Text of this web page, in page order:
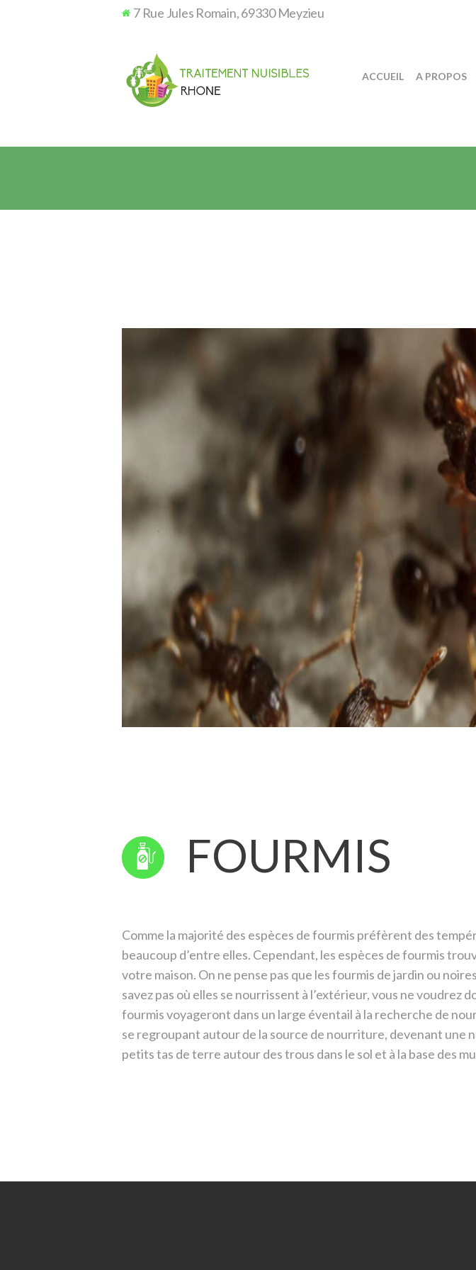
7 Rue Jules Romain, 69330 Meyzieu
ACCUEIL A PROPOS
FOURMIS
Comme la majorité des espèces de fourmis préfèrent des
beaucoup d’entre elles. Cependant, les espèces de fourmis
votre maison. On ne pense pas que les fourmis de jardin ou
savez pas où elles se nourrissent à l’extérieur, vous ne voudrez
fourmis voyageront dans un large éventail à la recherche de
se regroupant autour de la source de nourriture, devenant une
petits tas de terre autour des trous dans le sol et à la base des